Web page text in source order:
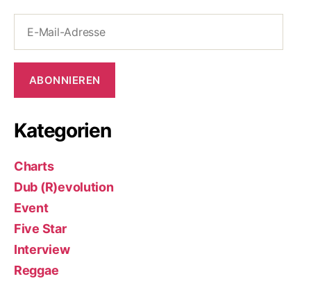
Mail-
ABONNIEREN
Kategorien
Charts
Dub (R)evolution
Event
Five Star
Interview
Reggae